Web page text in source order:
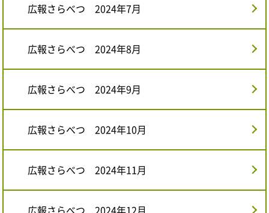
広報さらべつ 2024年7月
広報さらべつ 2024年8月
広報さらべつ 2024年9月
広報さらべつ 2024年10月
広報さらべつ 2024年11月
広報さらべつ 2024年12月